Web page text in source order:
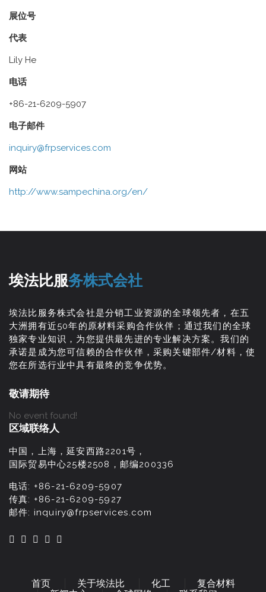
展位号
代表
Lily He
电话
+86-21-6209-5907
电子邮件
inquiry@frpservices.com
网站
http://www.sampechina.org/en/
埃法比服务株式会社
埃法比服务株式会社是分销工业资源的全球领先者，在五
大洲拥有近50年的原材料采购合作伙伴；通过我们的全球
独家专业知识，为您提供最先进的专业解决方案。我们的
承诺是成为您可信赖的合作伙伴，采购关键部件/材料，使
您在所选行业中具有最终的竞争优势。
敬请期待
No event found!
区域联络人
中国，上海，延安西路2201号，
国际贸易中心25楼2508，邮编200336
电话: +86-21-6209-5907
传真: +86-21-6209-5927
邮件: inquiry@frpservices.com
首页 关于埃法比 化工
复合材料